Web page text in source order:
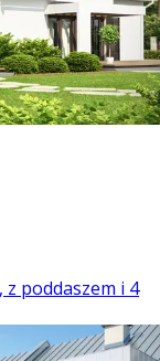
poddaszem i 4